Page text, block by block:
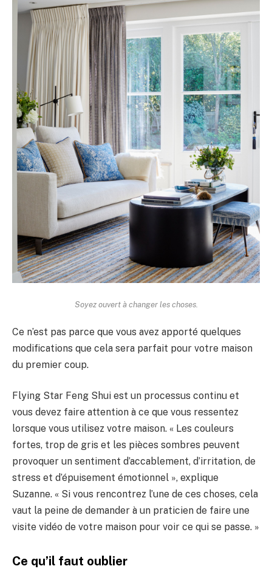
Soyez ouvert à changer les choses.
Ce n’est pas parce que vous avez apporté quelques
modifications que cela sera parfait pour votre maison
du premier coup.
Flying Star Feng Shui est un processus continu et
vous devez faire attention à ce que vous ressentez
lorsque vous utilisez votre maison. « Les couleurs
fortes, trop de gris et les pièces sombres peuvent
provoquer un sentiment d’accablement, d’irritation, de
stress et d’épuisement émotionnel », explique
Suzanne. « Si vous rencontrez l’une de ces choses, cela
vaut la peine de demander à un praticien de faire une
visite vidéo de votre maison pour voir ce qui se passe. »
Ce qu’il faut oublier